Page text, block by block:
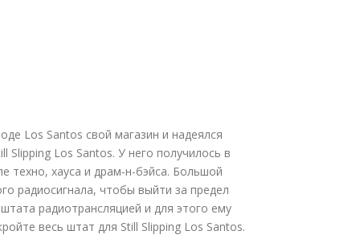
Los Santos свой магазин и надеялся
Slipping Los Santos. У него получилось в
техно, хауса и драм-н-бэйса. Большой
радиосигнала, чтобы выйти за предел
радиотрансляцией и для этого ему
весь штат для Still Slipping Los Santos.